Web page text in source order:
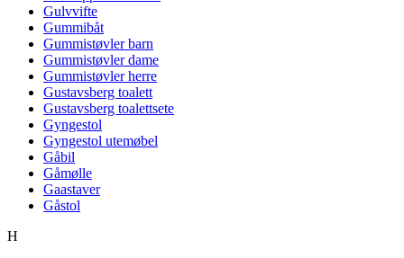
Gulvvifte
Gummibåt
Gummistøvler barn
Gummistøvler dame
Gummistøvler herre
Gustavsberg toalett
Gustavsberg toalettsete
Gyngestol
Gyngestol utemøbel
Gåbil
Gåmølle
Gaastaver
Gåstol
H